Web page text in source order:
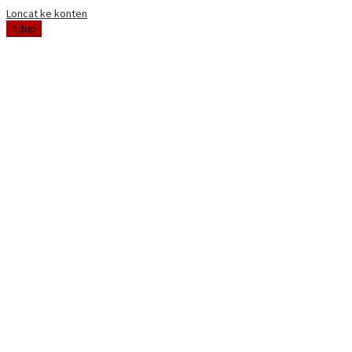
Loncat ke konten
tutup